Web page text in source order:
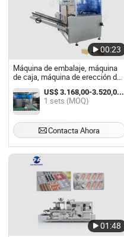
00:23
Máquina de embalaje, máquina
de caja, máquina de erección de
cartones
US$ 3.168,00-3.520,00 / sets
1 sets (MOQ)
Contacta Ahora
01:48